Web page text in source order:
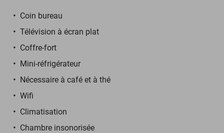
Coin bureau
Télévision à écran plat
Coffre-fort
Mini-réfrigérateur
Nécessaire à café et à thé
Wifi
Climatisation
Chambre insonorisée